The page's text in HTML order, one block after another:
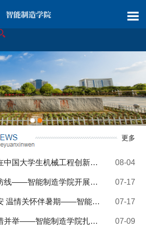
更多
08-04
工程创新创意大赛铸造工艺设计赛国赛中创佳绩
07-17
制造学院开展暑期全覆盖安全大检查
07-17
——智能制造学院开展暑期留校学生宿舍走访慰问活动
07-09
学院扎实推进2026年暑期学生管理与安全保障工作